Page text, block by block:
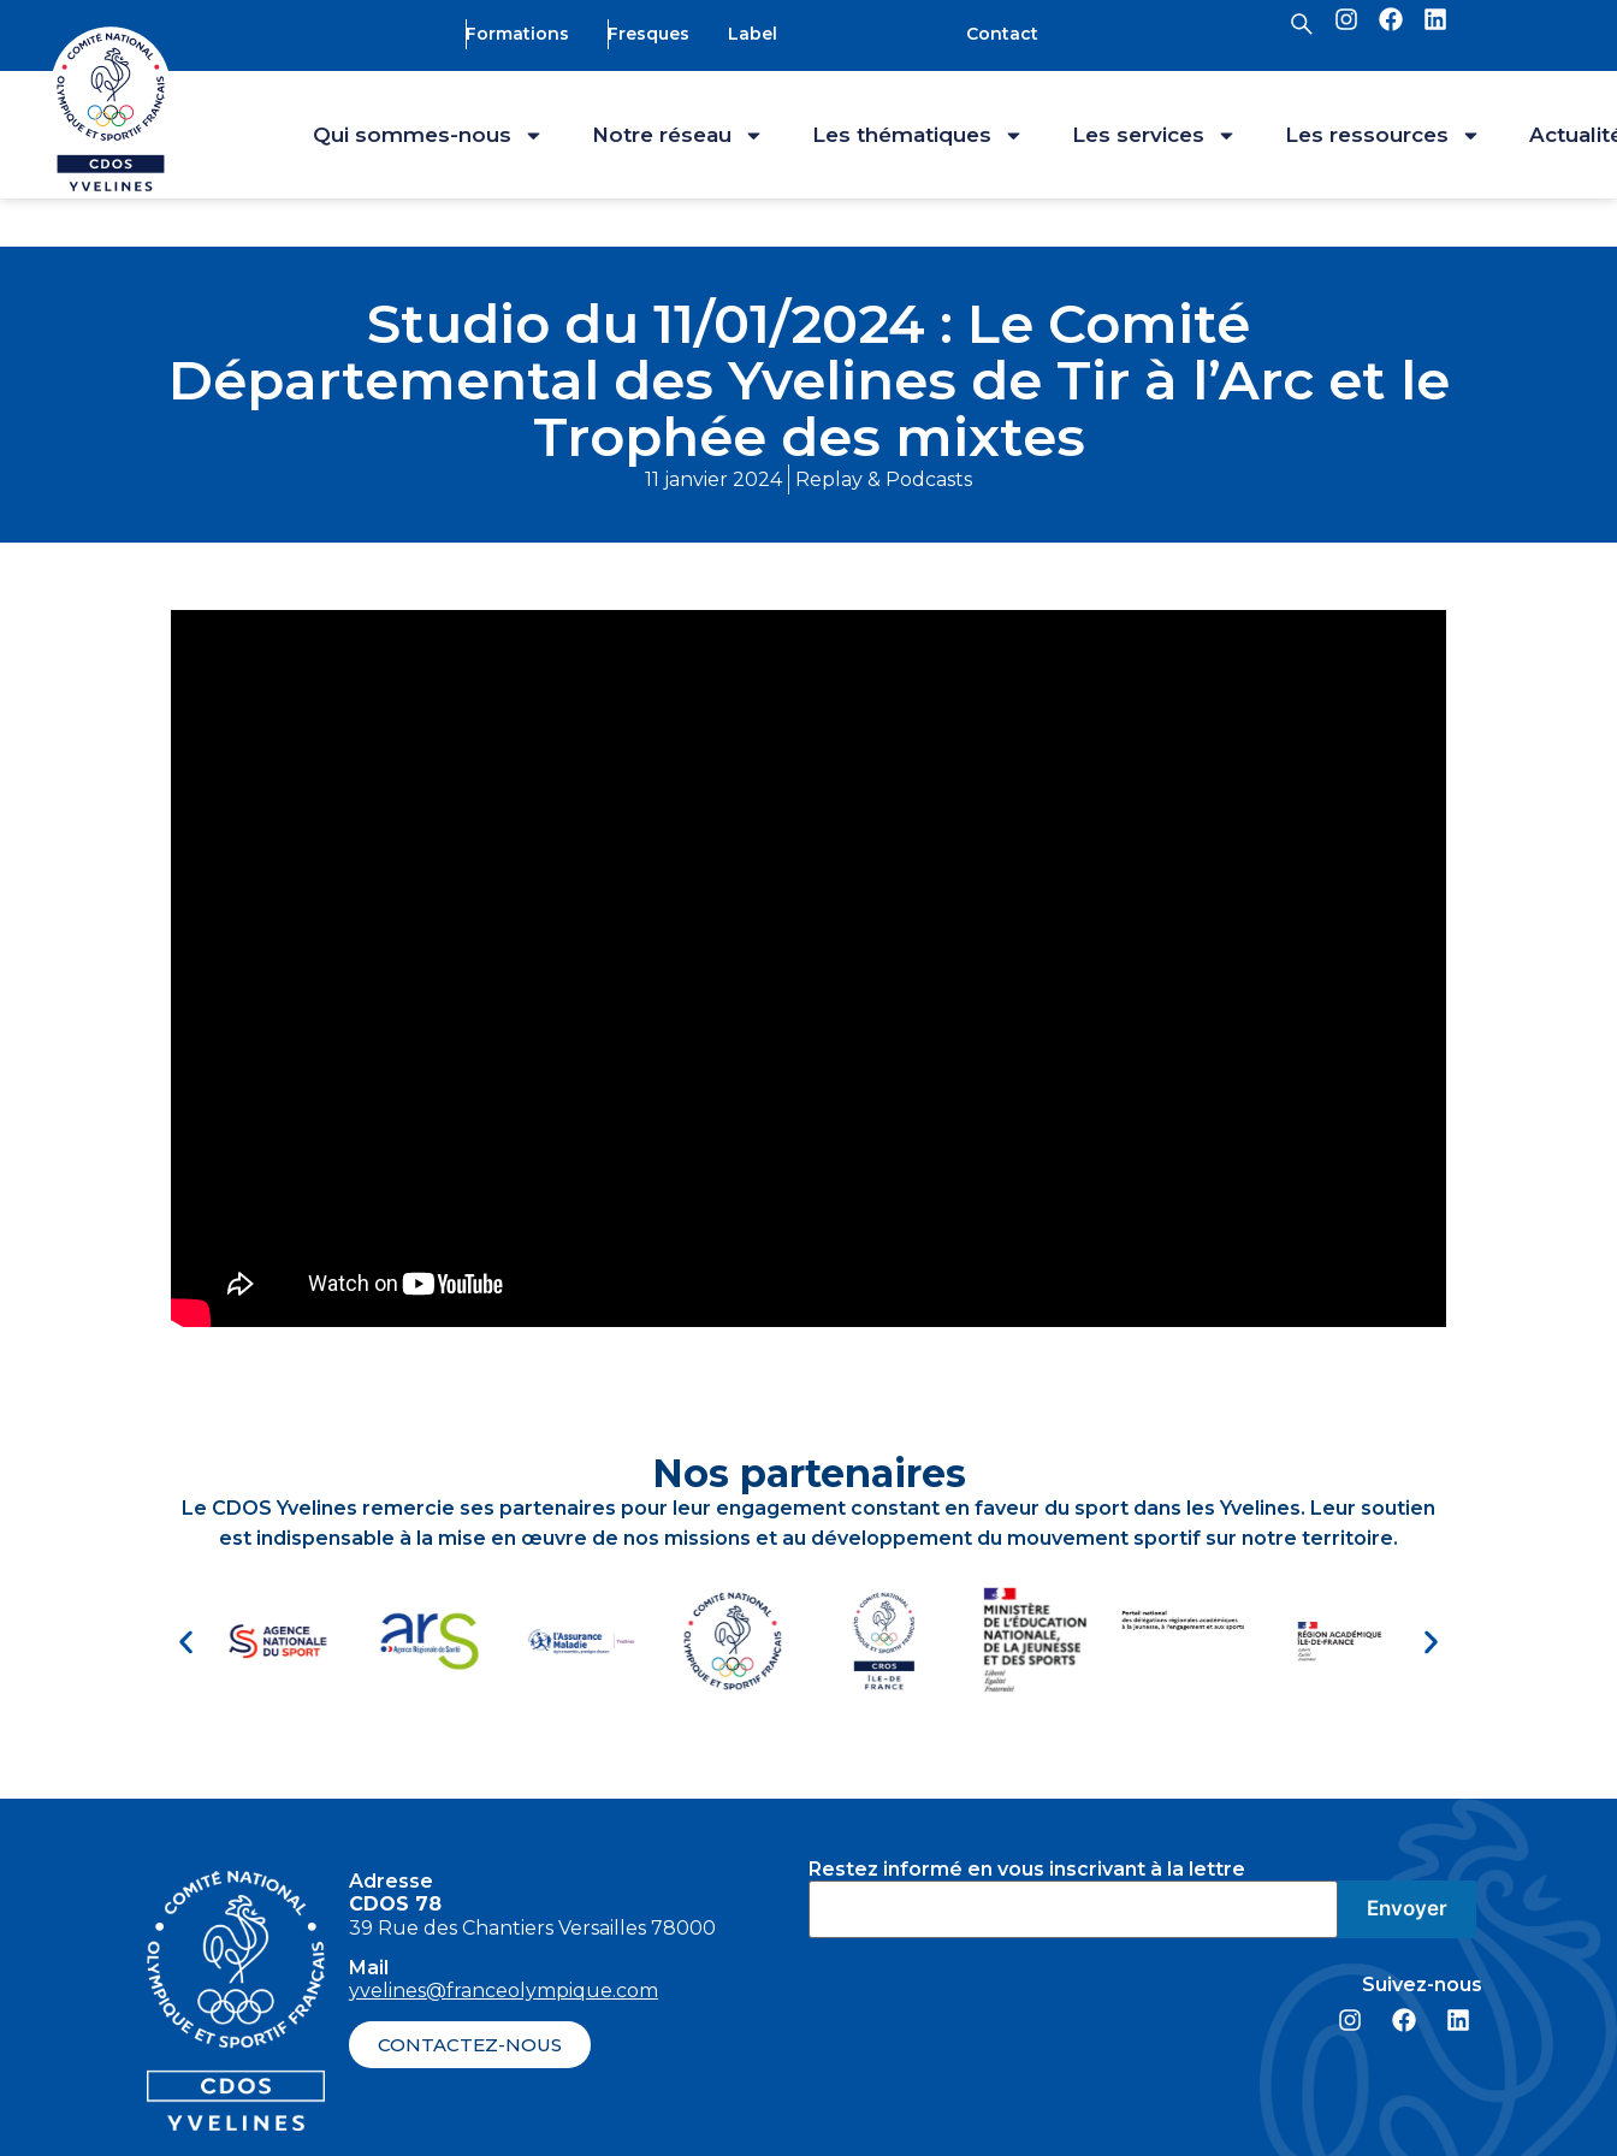
Formations Fresques Label Contact
Qui sommes-nous Notre réseau Les thématiques Les services Les ressources
Studio du 11/01/2024 : Le Comité
Départemental des Yvelines de Tir à l’Arc et le
Trophée des mixtes​
11 janvier 2024 Replay & Podcasts
Nos partenaires
Le CDOS Yvelines remercie ses partenaires pour leur engagement constant en faveur du sport dans les Yvelines. Leur soutien
est indispensable à la mise en œuvre de nos missions et au développement du mouvement sportif sur notre territoire.
Adresse
CDOS 78
39 Rue des Chantiers Versailles 78000
Mail
yvelines@franceolympique.com
CONTACTEZ-NOUS
Restez informé en vous inscrivant à la lettre
Suivez-nous